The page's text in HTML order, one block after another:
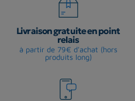
Livraison gratuite en point
relais
à partir de 79€ d'achat (hors
produits long)